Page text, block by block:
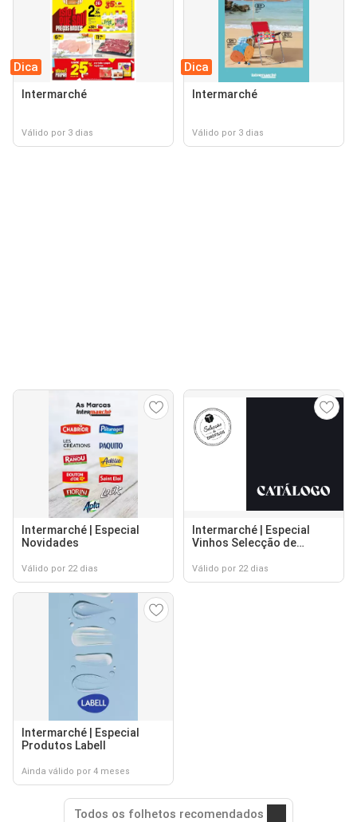
Dica
Intermarché
Válido por 3 dias
Dica
Intermarché
Válido por 3 dias
Intermarché | Especial
Novidades
Válido por 22 dias
Intermarché | Especial
Vinhos Selecção de
Válido por 22 dias
Intermarché | Especial
Produtos Labell
Ainda válido por 4 meses
Todos os folhetos recomendados